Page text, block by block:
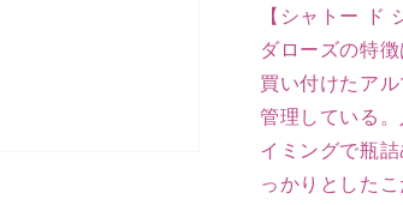
量
を
減
ら
す
【シャトー ド
ダローズの特
買い付けたア
管理している
イミングで瓶
っかりとした